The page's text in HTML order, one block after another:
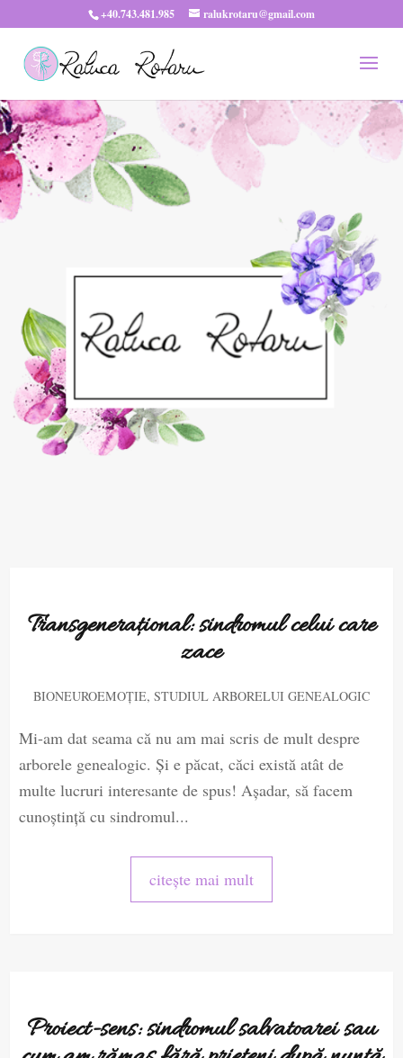
+40.743.481.985 ralukrotaru@gmail.com
Transgenerațional: sindromul celui care
zace
BIONEUROEMOȚIE, STUDIUL ARBORELUI GENEALOGIC
Mi-am dat seama că nu am mai scris de mult despre
arborele genealogic. Și e păcat, căci există atât de
multe lucruri interesante de spus! Așadar, să facem
cunoștință cu sindromul...
citește mai mult
Proiect-sens: sindromul salvatoarei sau